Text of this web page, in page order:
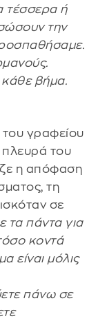
τέσσερα ή
την
βήμα.
γραφείου
πλευρά του
η απόφαση
τη
σε
τα πάντα για
κοντά
είναι μόλις
πάνω σε